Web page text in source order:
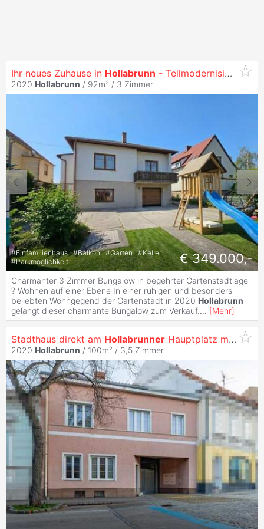
Ihr neues Zuhause in Hollabrunn - Teilmodernisierter Bungalow mit Keller, Garage und sonnigem Garten in beliebter Gartenstadtlage
2020 Hollabrunn / 92m² / 3 Zimmer
#Einfamilienhaus #Balkon #Garten #Keller
#Parkmöglichkeit € 349.000,-
Charmanter 3 Zimmer Bungalow in begehrter Gartenstadtlage
? Wohnen auf einer Ebene In einer ruhigen und besonders
beliebten Wohngegend der Gartenstadt in 2020 Hollabrunn
gelangt dieser charmante Bungalow zum Verkauf.... [Mehr]
Stadthaus direkt am Hollabrunner Hauptplatz mit 2 Garagen - ideal zum Wohnen & für gewerbliche Nutzungen!
2020 Hollabrunn / 100m² / 3,5 Zimmer